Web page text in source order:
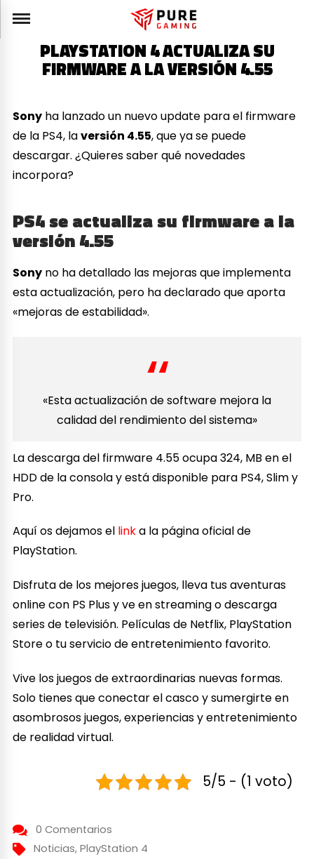
PLAYSTATION 4 ACTUALIZA SU
FIRMWARE A LA VERSIÓN 4.55
Sony ha lanzado un nuevo update para el firmware
de la PS4, laversión 4.55, que ya se puede
descargar. ¿Quieres saber qué novedades
incorpora?
PS4 se actualiza su firmware a la
versión 4.55
Sony no ha detallado las mejoras que implementa
esta actualización, pero ha declarado que aporta
«mejoras de estabilidad».
«Esta actualización de software mejora la
calidad del rendimiento del sistema»
La descarga del firmware 4.55 ocupa 324, MB en el
HDD de la consola y está disponible para PS4, Slim y
Pro.
Aquí os dejamos el linka la página oficial de
PlayStation.
Disfruta de los mejores juegos, lleva tus aventuras
online con PS Plus y ve en streaming o descarga
series de televisión. Películas de Netflix, PlayStation
Store o tu servicio de entretenimiento favorito.
Vive los juegos de extraordinarias nuevas formas.
Solo tienes que conectar el casco y sumergirte en
asombrosos juegos, experiencias y entretenimiento
de realidad virtual.
5/5 - (1 voto)
0 Comentarios
Noticias, PlayStation 4